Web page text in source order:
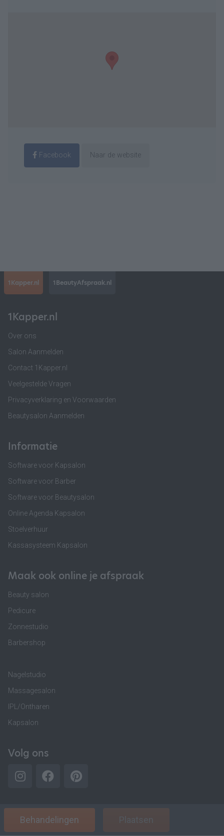
Facebook Naar de website
1Kapper.nl 1BeautyAfspraak.nl
1Kapper.nl
Over ons
Salon Aanmelden
Contact 1Kapper.nl
Veelgestelde Vragen
Privacyverklaring en Voorwaarden
Beautysalon Aanmelden
Informatie
Software voor Kapsalon
Software voor Barber
Software voor Beautysalon
Online Agenda Kapsalon
Stoelverhuur
Kassasysteem Kapsalon
Maak ook online je afspraak
Beauty salon
Pedicure
Zonnestudio
Barbershop
Nagelstudio
Massagesalon
IPL/Ontharen
Kapsalon
Volg ons
Behandelingen Plaatsen